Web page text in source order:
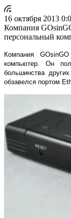
16 октября 2013
Компания
персональный
Компания
компьютер. Он
большинства
обзавелся портом